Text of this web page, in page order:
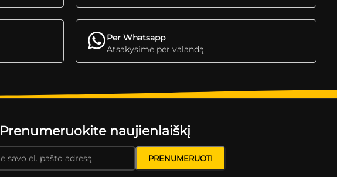
Per Whatsapp
Atsakysime per valandą
Prenumeruokite naujienlaiškį